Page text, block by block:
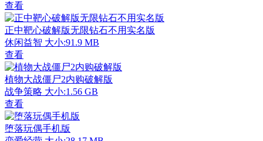
查看
正中靶心破解版无限钻石不用实名版
休闲益智 大小:91.9 MB
查看
植物大战僵尸2内购破解版
战争策略 大小:1.56 GB
查看
堕落玩偶手机版